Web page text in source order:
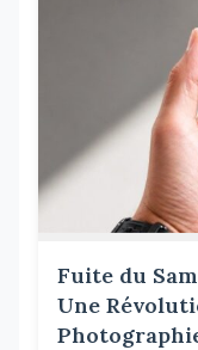
Fuite du
Une